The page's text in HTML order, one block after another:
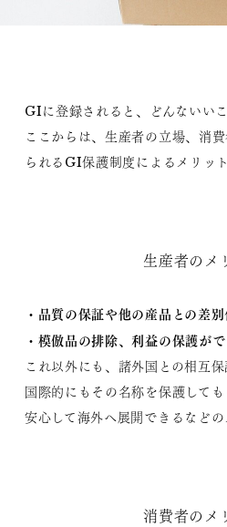
GIに登録されると、どんないい
ここからは、生産者の立場、消
られるGI保護制度によるメリッ
生産者のメ
・品質の保証や他の産品との差
・模倣品の排除、利益の保護が
これ以外にも、諸外国との相互
国際的にもその名称を保護しても
安心して海外へ展開できるなどの
消費者のメ